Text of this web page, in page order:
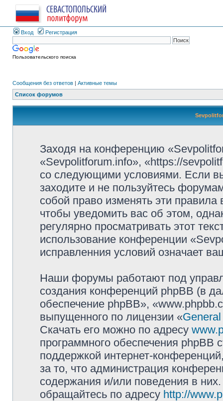
Вход Регистрация
Пользовательского поиска
Сообщения без ответов | Активные темы
Список форумов
Заходя на конференцию
«Sevpolitforum.info», «https://
со следующими условиями. Если
заходите и не пользуйтесь
собой право изменять эти
чтобы уведомить вас об этом,
регулярно просматривать этот
использование конференции
исправленния условий означает
Наши форумы работают под
создания конференций phpBB (в
обеспечение phpBB»,
выпущенного по лицензии «
Скачать его можно по адресу
программного обеспечения phpBB
поддержкой интернет-
за то, что администрация
содержания и/или поведения в
обращайтесь по адресу http://